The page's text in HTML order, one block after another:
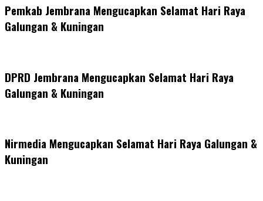
Pemkab Jembrana Mengucapkan Selamat Hari Raya
Galungan & Kuningan
DPRD Jembrana Mengucapkan Selamat Hari Raya
Galungan & Kuningan
Nirmedia Mengucapkan Selamat Hari Raya Galungan &
Kuningan